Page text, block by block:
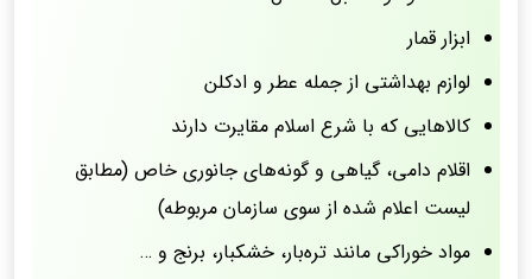
ابزار قمار
لوازم بهداشتی از جمله عطر و ادکلن
کالاهایی که با شرع اسلام مقایرت دارند
اقلام دامی، گیاهی و گونه‌های جانوری خاص (مطابق
لیست اعلام شده از سوی سازمان مربوطه)
مواد خوراکی مانند تره‌بار، خشکبار، برنج و …